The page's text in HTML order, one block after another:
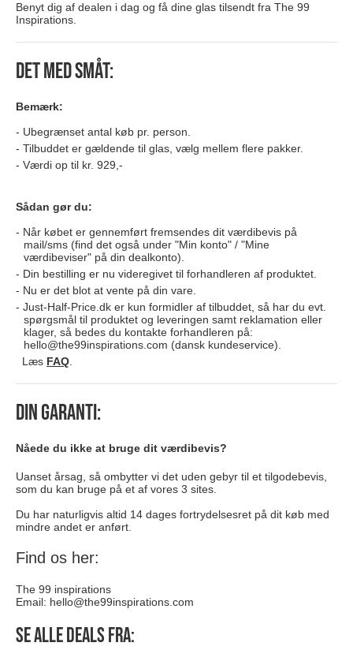
Benyt dig af dealen i dag og få dine glas tilsendt fra The 99
Inspirations.
Det med småt:
Bemærk:
Ubegrænset antal køb pr. person.
Tilbuddet er gældende til glas, vælg mellem flere pakker.
Værdi op til kr. 929,-
Sådan gør du:
Når købet er gennemført fremsendes dit værdibevis på
mail/sms (find det også under "Min konto" / "Mine
værdibeviser" på din dealkonto).
Din bestilling er nu videregivet til forhandleren af produktet.
Nu er det blot at vente på din vare.
Just-Half-Price.dk er kun formidler af tilbuddet, så har du evt.
spørgsmål til produktet og leveringen samt reklamation eller
klager, så bedes du kontakte forhandleren på:
hello@the99inspirations.com (dansk kundeservice).
Læs FAQ.
Din garanti:
Nåede du ikke at bruge dit værdibevis?
Uanset årsag, så ombytter vi det uden gebyr til et tilgodebevis,
som du kan bruge på et af vores 3 sites.
Du har naturligvis altid 14 dages fortrydelsesret på dit køb med
mindre andet er anført.
Find os her:
The 99 inspirations
Email: hello@the99inspirations.com
Se alle deals fra: